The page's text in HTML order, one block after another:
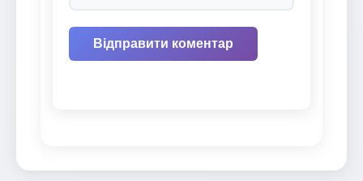
Відправити коментар